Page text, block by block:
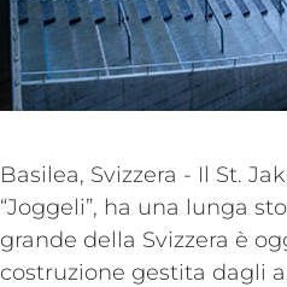
Basilea, Svizzera - Il St.
“Joggeli”, ha una lunga
grande della Svizzera è
costruzione gestita dagli
e nel 2021, il proprietario,
sistema audio con sistemi
balcony e l'intero sistema
aggiornati con sistemi